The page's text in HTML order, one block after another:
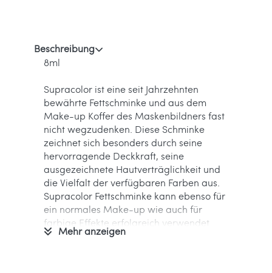
Beschreibung
8ml
Supracolor ist eine seit Jahrzehnten
bewährte Fettschminke und aus dem
Make-up Koffer des Maskenbildners fast
nicht wegzudenken. Diese Schminke
zeichnet sich besonders durch seine
hervorragende Deckkraft, seine
ausgezeichnete Hautverträglichkeit und
die Vielfalt der verfügbaren Farben aus.
Supracolor Fettschminke kann ebenso für
ein normales Make-up wie auch für
farbige Effekte erfolgreich verwendet
werden. Durch seine Eigenschaften ist
Mehr anzeigen